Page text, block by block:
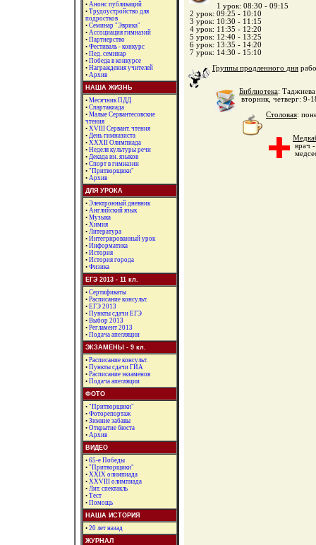
• Анонс публикаций
• Трудоустройство для
подростков
• Семинар "Эврика"
• Ассоциация гимназий
• Партнерство
• Фестиваль - конкурс
• Пед. семинар
• Победа в конкурсе
• Награждения учителей
• Архив
НАША ЖИЗНЬ
• Месячник ПДД
• Спартакиада
• Малые Сервантесовские
чтения
• XVIII Сервант. чтения
• День гимназиста
• ХХХII Олимпиада
• Неделя культуры речи
• Декада ин. языков
• Спорт в гимназии
• "Притворщики"
• Архив
ДЛЯ УРОКА
• Электронный дневник
• Английский язык
• Музыка
• Химия
• Литература
• Интегрированный урок
• Информатика
• История
• История города
• Физика
ЕГЭ 2013 - 11 кл.
• Сертификаты
• Расписание консульт.
• ЕГЭ 2013
• Пункты сдачи ЕГЭ
• Выбор 2013
• Регламент 2013
• Подача апелляции
ЭКЗАМЕНЫ - 9 кл.
• Расписание консульт.
• Пункты сдачи ГИА
• Расписание экзаменов
• Подача апелляции
ФОТО
• "Притворщики"
• Фоторепортаж
• Зимние забавы
• Открытие бюста
• Архив
ВИДЕО
• 65-е Победы
• "Притворщики"
• XXIX олимпиада
• XXVIII олимпиада
• Лит. спектакль
• Тест
• Помощь
НАША ИСТОРИЯ
• 20 лет назад
ЖУРНАЛ
1 урок: 08:30 - 09:15
2 урок: 09:25 - 10:10
3 урок: 10:30 - 11:15
4 урок: 11:35 - 12:20
5 урок: 12:40 - 13:25
6 урок: 13:35 - 14:20
7 урок: 14:30 - 15:10
Группы продленного дня
Библиотека:
вторник, четверг: 9-
Столовая:
врач